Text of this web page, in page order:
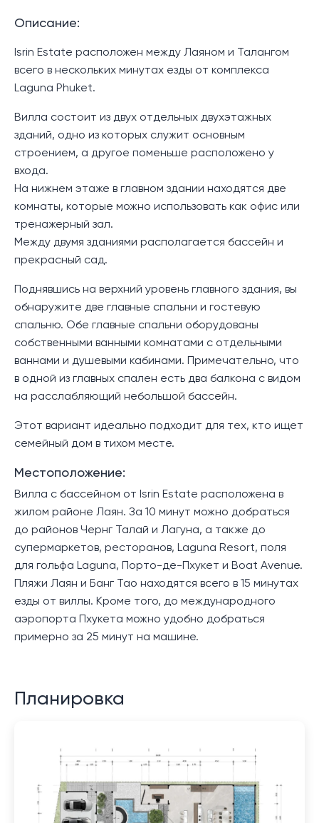
Описание:
Isrin Estate расположен между Лаяном и Талангом
всего в нескольких минутах езды от комплекса
Laguna Phuket.
Вилла состоит из двух отдельных двухэтажных
зданий, одно из которых служит основным
строением, а другое поменьше расположено у
входа.
На нижнем этаже в главном здании находятся две
комнаты, которые можно использовать как офис или
тренажерный зал.
Между двумя зданиями располагается бассейн и
прекрасный сад.
Поднявшись на верхний уровень главного здания, вы
обнаружите две главные спальни и гостевую
спальню. Обе главные спальни оборудованы
собственными ванными комнатами с отдельными
ваннами и душевыми кабинами. Примечательно, что
в одной из главных спален есть два балкона с видом
на расслабляющий небольшой бассейн.
Этот вариант идеально подходит для тех, кто ищет
семейный дом в тихом месте.
Местоположение:
Вилла с бассейном от Isrin Estate расположена в
жилом районе Лаян. За 10 минут можно добраться
до районов Чернг Талай и Лагуна, а также до
супермаркетов, ресторанов, Laguna Resort, поля
для гольфа Laguna, Порто-де-Пхукет и Boat Avenue.
Пляжи Лаян и Банг Тао находятся всего в 15 минутах
езды от виллы. Кроме того, до международного
аэропорта Пхукета можно удобно добраться
примерно за 25 минут на машине.
Планировка